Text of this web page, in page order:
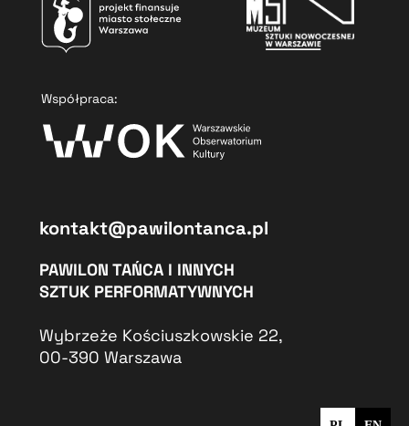
kontakt@pawilontanca.pl
PAWILON TAŃCA I INNYCH
SZTUK PERFORMATYWNYCH
Wybrzeże Kościuszkowskie 22,
00-390 Warszawa
Współpraca: